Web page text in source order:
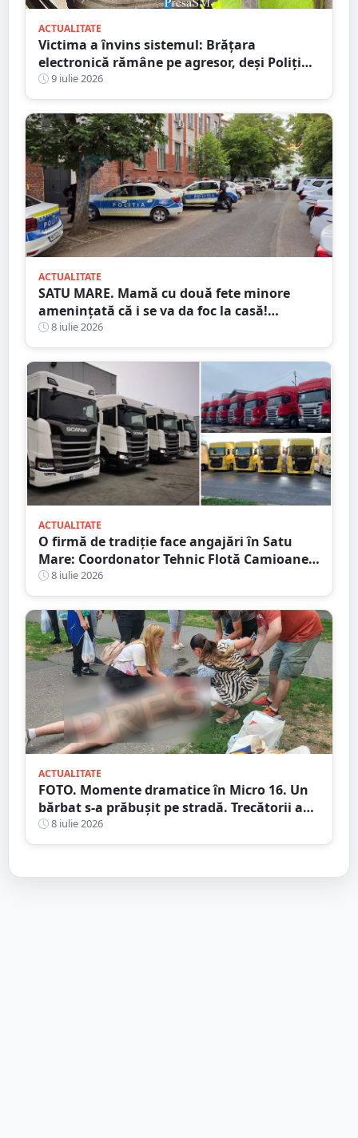
ACTUALITATE
Victima a învins sistemul: Brățara
electronică rămâne pe agresor, deși Poliția
ceruse eliminarea ei
9 iulie 2026
ACTUALITATE
SATU MARE. Mamă cu două fete minore
amenințată că i se va da foc la casă!
Agresorul: ”Acum începe distracția”
8 iulie 2026
ACTUALITATE
O firmă de tradiție face angajări în Satu
Mare: Coordonator Tehnic Flotă Camioane,
Dispecer Transport Marfă Internațional,
Contabil cu Experiență
8 iulie 2026
ACTUALITATE
FOTO. Momente dramatice în Micro 16. Un
bărbat s-a prăbușit pe stradă. Trecătorii au
intervenit imediat și i-au salvat viața
8 iulie 2026